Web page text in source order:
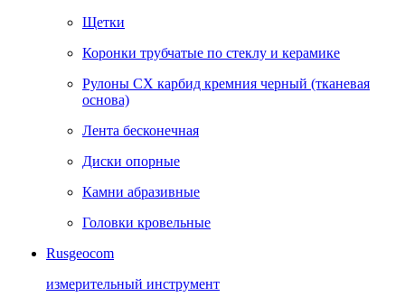
Щетки
Коронки трубчатые по стеклу и керамике
Рулоны CX карбид кремния черный (тканевая
основа)
Лента бесконечная
Диски опорные
Камни абразивные
Головки кровельные
Rusgeocom
измерительный инструмент